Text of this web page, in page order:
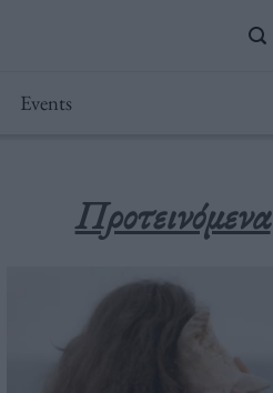
Events
Προτεινόμενα